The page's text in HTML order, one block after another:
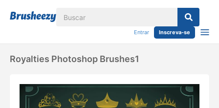
Entrar Inscreva-se
Royalties Photoshop Brushes1